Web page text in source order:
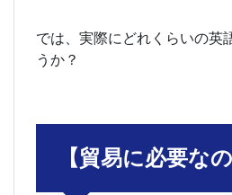
では、実際にどれくらいの英
うか？
【貿易に必要な